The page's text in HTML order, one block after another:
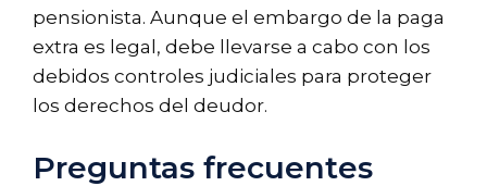
pensionista. Aunque el embargo de la paga
extra es legal, debe llevarse a cabo con los
debidos controles judiciales para proteger
los derechos del deudor.
Preguntas frecuentes